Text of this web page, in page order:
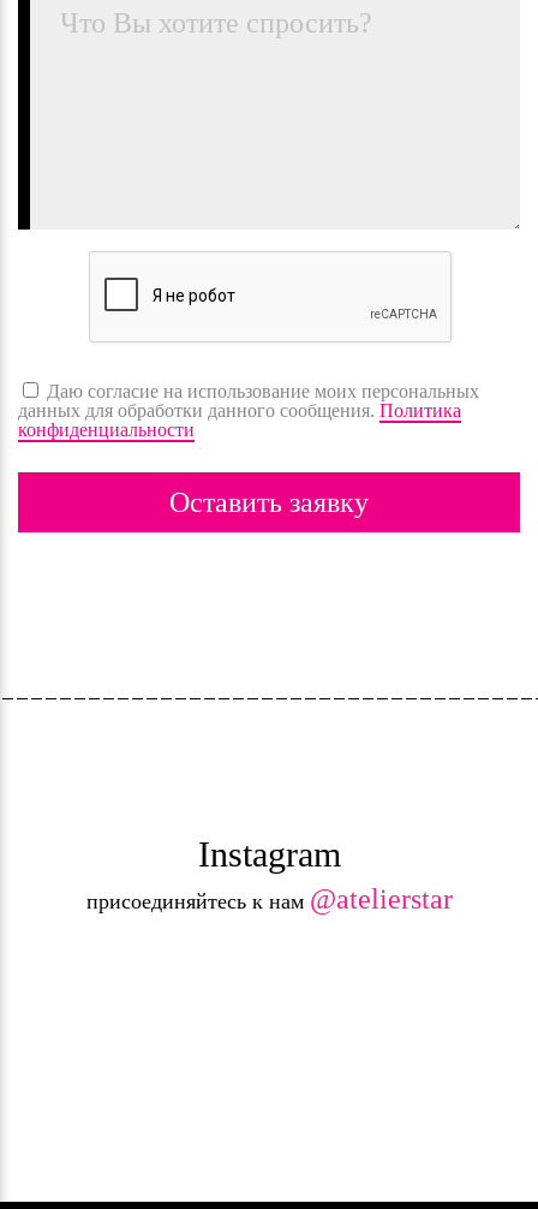
Даю согласие на использование моих персональных
данных для обработки данного сообщения. Политика
конфиденциальности
Оставить заявку
Instagram
присоединяйтесь к нам @atelierstar